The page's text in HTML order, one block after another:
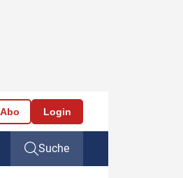
Abo Login
Suche